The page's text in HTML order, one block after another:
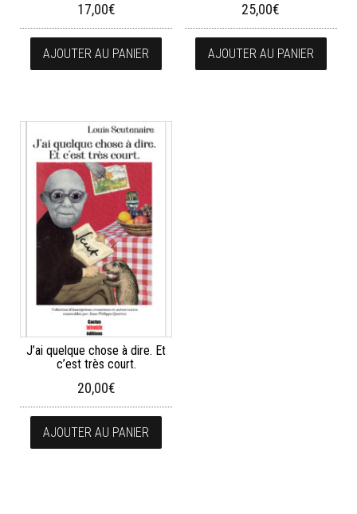
17,00€
AJOUTER AU PANIER
25,00€
AJOUTER AU PANIER
J’ai quelque chose à dire. Et
c’est très court.
20,00€
AJOUTER AU PANIER